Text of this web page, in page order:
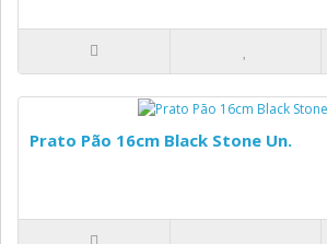
Prato Pão 16cm Black Stone Un.